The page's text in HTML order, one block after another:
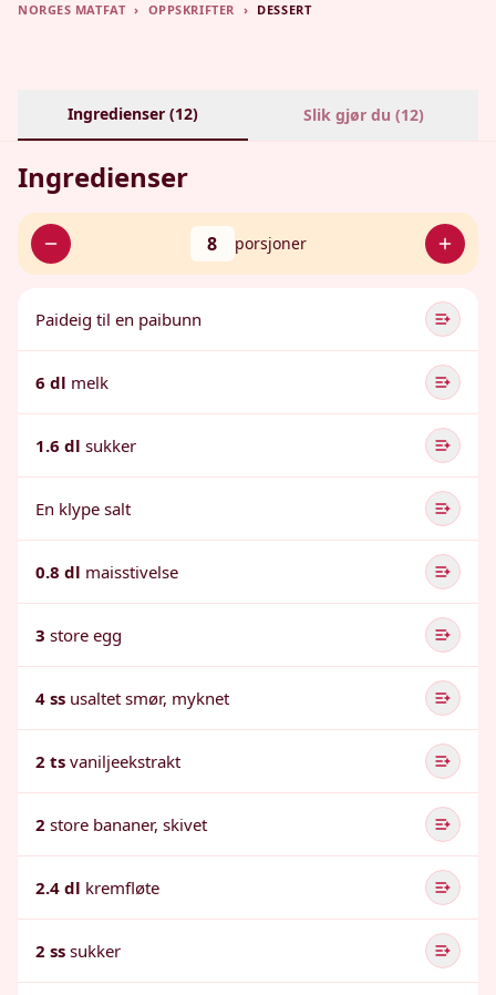
NORGES MATFAT › OPPSKRIFTER › DESSERT
Ingredienser (12) Slik gjør du (12)
Ingredienser
8 porsjoner
Paideig til en paibunn
6 dl melk
1.6 dl sukker
En klype salt
0.8 dl maisstivelse
3 store egg
4 ss usaltet smør, myknet
2 ts vaniljeekstrakt
2 store bananer, skivet
2.4 dl kremfløte
2 ss sukker